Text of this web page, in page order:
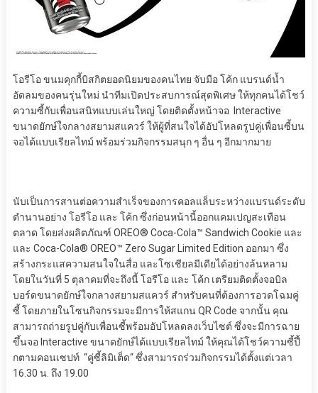
โอรีโอ ขนมคุกกี้บิสกิตยอดนิยมของคนไทย จับมือ โค้ก แบรนด์น้ำ
อัดลมของคนรุ่นใหม่ นำทีมเปิดประสบการณ์สุดพิเศษ ให้ทุกคนได้โชว์
ความซี้กับเพื่อนสนิทแบบเล่นใหญ่ โดยติดตั้งหน้าจอ Interactive
ขนาดยักษ์ใจกลางสยามสแควร์ ให้ผู้ที่สนใจได้อัปโหลดรูปคู่เพื่อนซี้บน
จอได้แบบเรียลไทม์ พร้อมร่วมกิจกรรมสนุก ๆ อื่น ๆ อีกมากมาย
นับเป็นการสานต่อความสำเร็จของการคอลแล็บระหว่างแบรนด์ระดับ
ตำนานอย่าง โอรีโอ และ โค้ก ซึ่งก่อนหน้านี้ออกแคมเปญสะเทือน
ตลาด โดยส่งผลิตภัณฑ์ OREO® Coca-Cola™ Sandwich Cookie และ
และ Coca-Cola® OREO™ Zero Sugar Limited Edition ออกมา ซึ่ง
สร้างกระแสความสนใจในสื่อ และโซเชียลมีเดียได้อย่างล้นหลาม
โดยในวันที่ 5 ตุลาคมที่จะถึงนี้ โอรีโอ และ โค้ก เตรียมติดตั้งจอบิล
บอร์ดขนาดยักษ์ใจกลางสยามสแควร์ สำหรับคนที่ต้องการอวดโฉมคู่
ซี้ โดยภายในโซนกิจกรรมจะมีการให้สแกน QR Code จากนั้น คุณ
สามารถถ่ายรูปคู่กับเพื่อนซี้พร้อมอัปโหลดลงเว็บไซต์ ซึ่งจะมีการฉาย
ขึ้นจอ Interactive ขนาดยักษ์ได้แบบเรียลไทม์ ให้คุณได้โชว์ความซี้ปึ้
กตามคอนเซปท์ “คู่ซี้ลิมิเต็ด“ ซึ่งสามารถร่วมกิจกรรมได้ตั้งแต่เวลา
16.30 น. ถึง 19.00